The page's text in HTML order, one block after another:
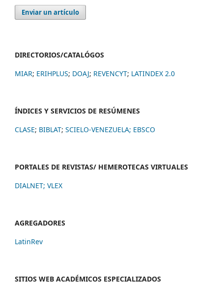
Enviar un artículo
DIRECTORIOS/CATALÓGOS
MIAR; ERIHPLUS; DOAJ; REVENCYT; LATINDEX 2.0
ÍNDICES Y SERVICIOS DE RESÚMENES
CLASE; BIBLAT; SCIELO-VENEZUELA; EBSCO
PORTALES DE REVISTAS/ HEMEROTECAS VIRTUALES
DIALNET; VLEX
AGREGADORES
LatinRev
SITIOS WEB ACADÉMICOS ESPECIALIZADOS